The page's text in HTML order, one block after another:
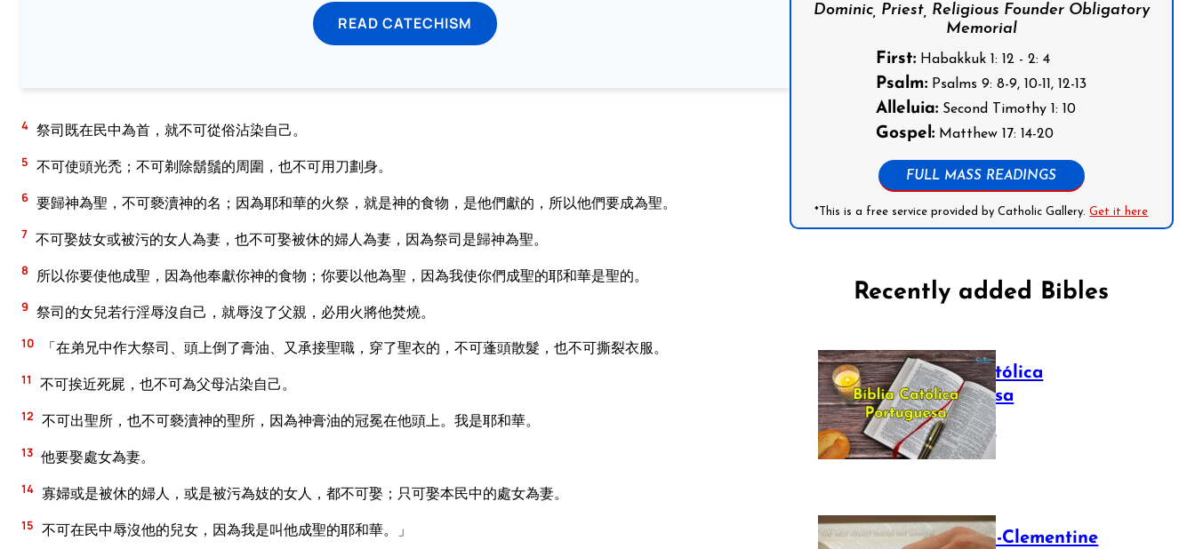
READ CATECHISM
4 祭司既在民中為首，就不可從俗沾染自己。
5 不可使頭光禿；不可剃除鬍鬚的周圍，也不可用刀劃身。
6 要歸神為聖，不可褻瀆神的名；因為耶和華的火祭，就是神的食物，是他們獻的，所以他們要成為聖。
7 不可娶妓女或被污的女人為妻，也不可娶被休的婦人為妻，因為祭司是歸神為聖。
8 所以你要使他成聖，因為他奉獻你神的食物；你要以他為聖，因為我使你們成聖的耶和華是聖的。
9 祭司的女兒若行淫辱沒自己，就辱沒了父親，必用火將他焚燒。
10 「在弟兄中作大祭司、頭上倒了膏油、又承接聖職，穿了聖衣的，不可蓬頭散髮，也不可撕裂衣服。
11 不可挨近死屍，也不可為父母沾染自己。
12 不可出聖所，也不可褻瀆神的聖所，因為神膏油的冠冕在他頭上。我是耶和華。
13 他要娶處女為妻。
14 寡婦或是被休的婦人，或是被污為妓的女人，都不可娶；只可娶本民中的處女為妻。
15 不可在民中辱沒他的兒女，因為我是叫他成聖的耶和華。」
Dominic, Priest, Religious Founder Obligatory
Memorial
First: Habakkuk 1: 12 - 2: 4
Psalm: Psalms 9: 8-9, 10-11, 12-13
Alleluia: Second Timothy 1: 10
Gospel: Matthew 17: 14-20
FULL MASS READINGS
*This is a free service provided by Catholic Gallery.Get it here
Recently added Bibles
Bíblia Católica
Portuguesa
July 16, 2025
The Sixto-Clementine